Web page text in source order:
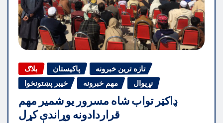
بلاګ پاکیستان
تازه ترین خبرونه
خیبر پښتونخوا
مهم خبرونه نړیوال
ډاکټر تواب شاه مسرور یو شمیر مهم
قراردادونه وړاندې کړل